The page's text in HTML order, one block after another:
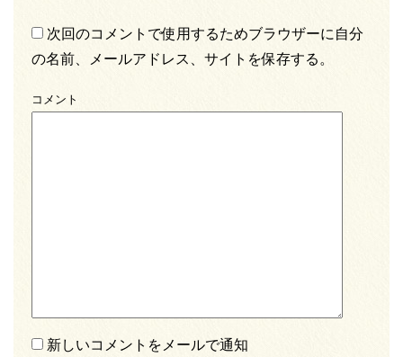
次回のコメントで使用するためブラウザーに自分
の名前、メールアドレス、サイトを保存する。
コメント
新しいコメントをメールで通知